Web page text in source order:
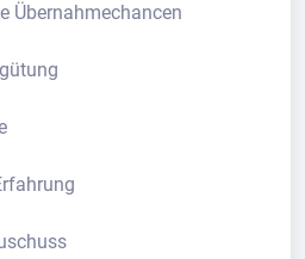
Übernahmechancen